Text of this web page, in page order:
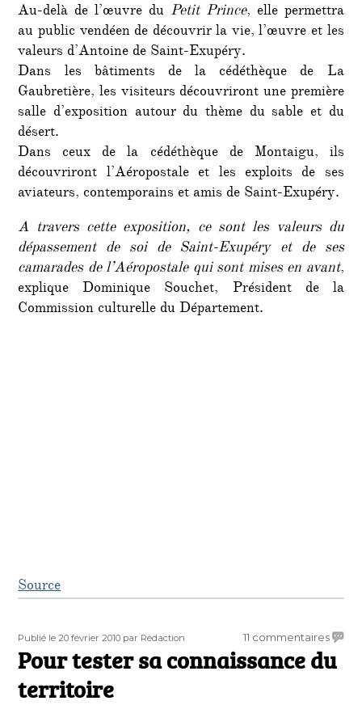
Au-delà de l’œuvre du Petit Prince, elle permettra
au public vendéen de découvrir la vie, l’œuvre et les
valeurs d’Antoine de Saint-Exupéry.
Dans les bâtiments de la cédéthèque de La
Gaubretière, les visiteurs découvriront une première
salle d’exposition autour du thème du sable et du
désert.
Dans ceux de la cédéthèque de Montaigu, ils
découvriront l’Aéropostale et les exploits de ses
aviateurs, contemporains et amis de Saint-Exupéry.
A travers cette exposition, ce sont les valeurs du
dépassement de soi de Saint-Exupéry et de ses
camarades de l’Aéropostale qui sont mises en avant,
explique Dominique Souchet, Président de la
Commission culturelle du Département.
Source
Publié
le
Publié le 20 février 2010 Auteur
par Rédaction 11 commentairessur
Pour
tester
Pour tester sa connaissance du
territoire